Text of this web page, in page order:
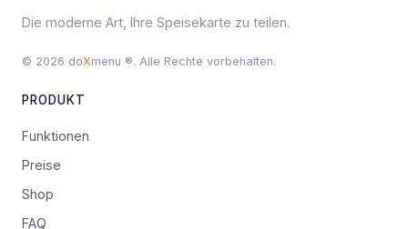
Die moderne Art, Ihre Speisekarte zu teilen.
© 2026 doXmenu ®. Alle Rechte vorbehalten.
PRODUKT
Funktionen
Preise
Shop
FAQ